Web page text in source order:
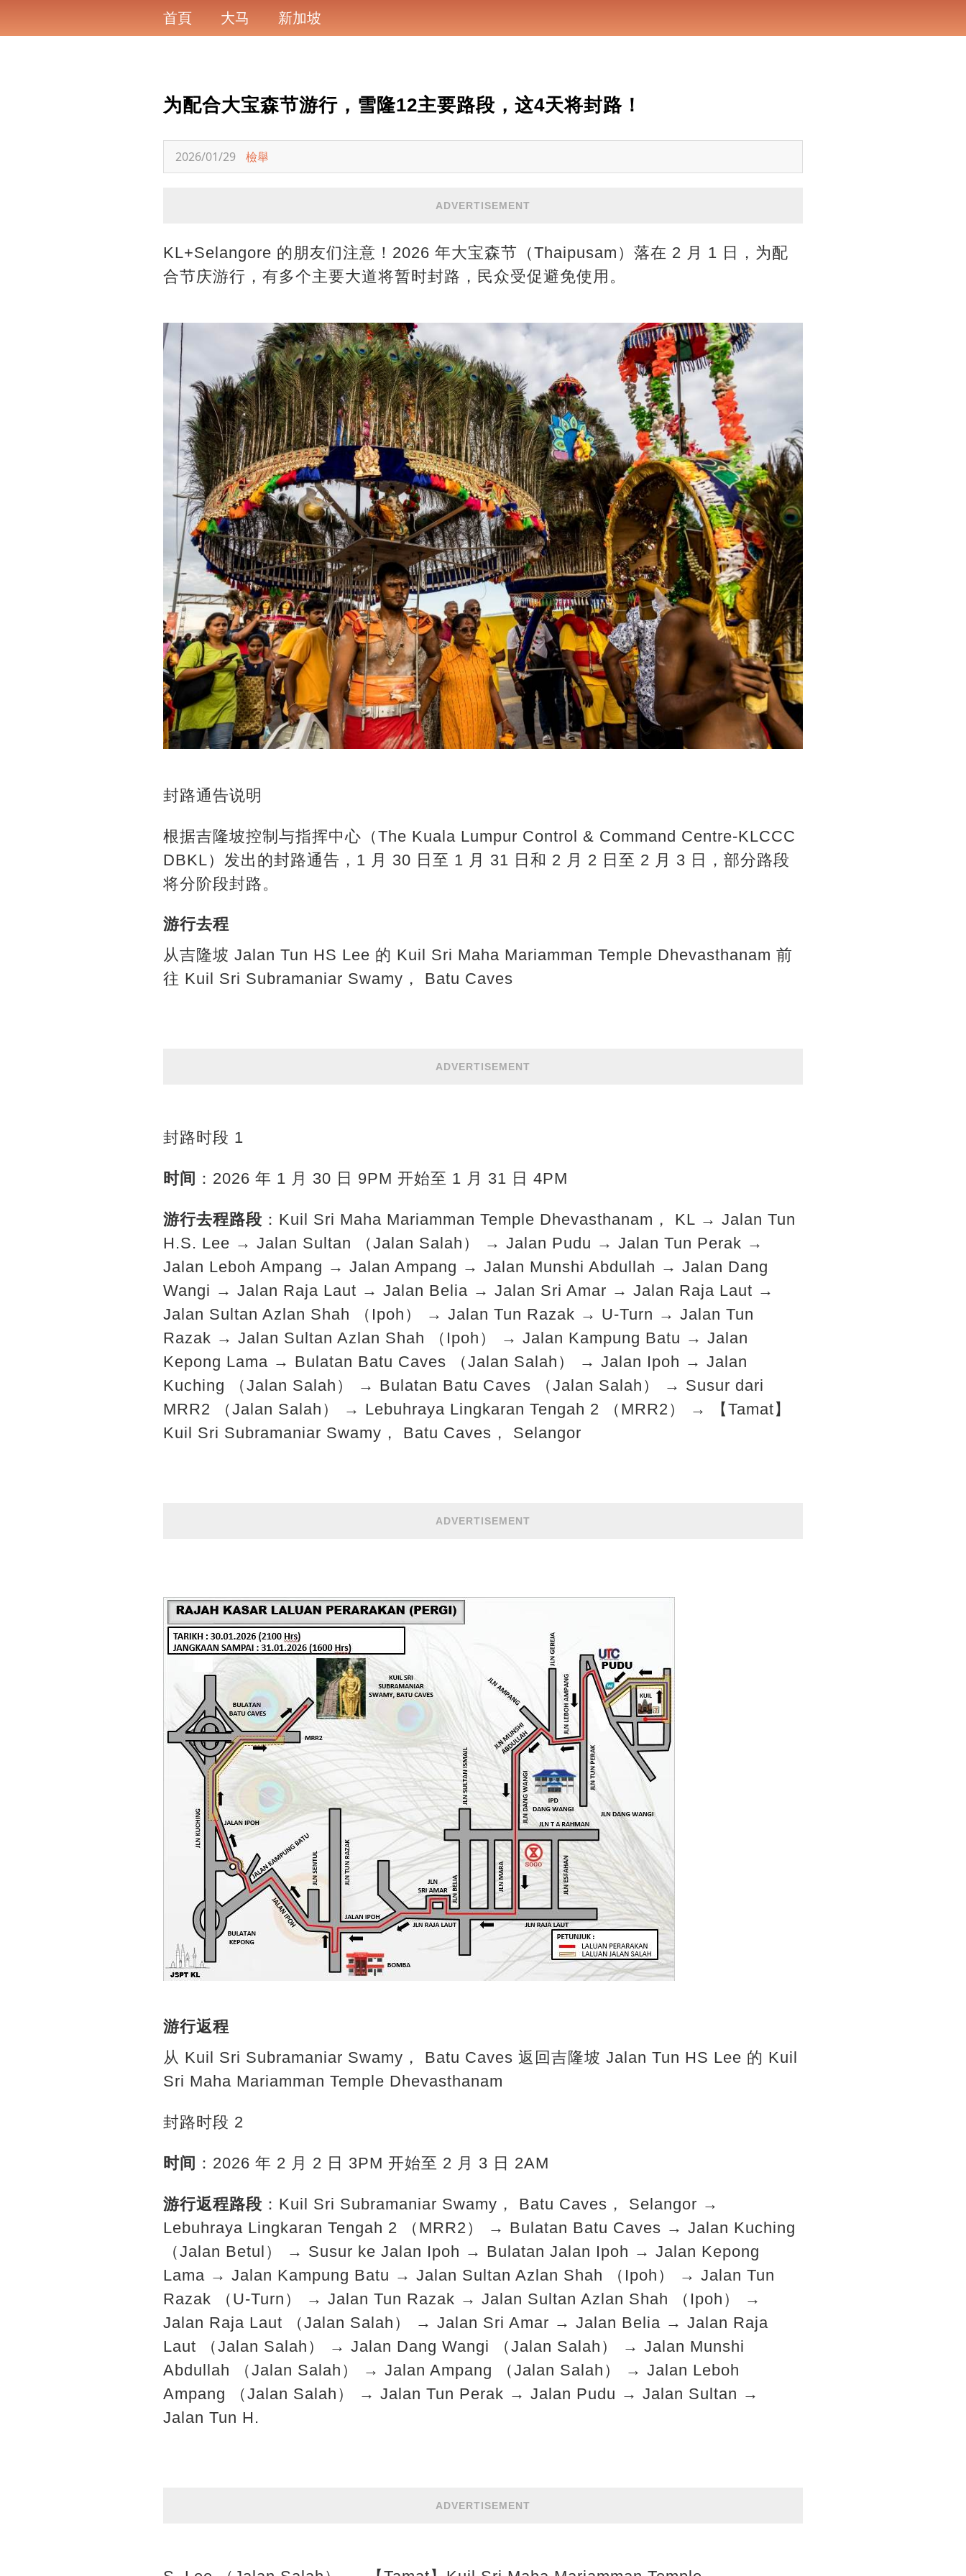
首頁 大马 新加坡
为配合大宝森节游行，雪隆12主要路段，这4天将封路！
2026/01/29 檢舉
ADVERTISEMENT
KL+Selangore 的朋友们注意！2026 年大宝森节（Thaipusam）落在 2 月 1 日，为配
合节庆游行，有多个主要大道将暂时封路，民众受促避免使用。
封路通告说明
根据吉隆坡控制与指挥中心（The Kuala Lumpur Control & Command Centre-KLCCC
DBKL）发出的封路通告，1 月 30 日至 1 月 31 日和 2 月 2 日至 2 月 3 日，部分路段
将分阶段封路。
游行去程
从吉隆坡 Jalan Tun HS Lee 的 Kuil Sri Maha Mariamman Temple Dhevasthanam 前
往 Kuil Sri Subramaniar Swamy， Batu Caves
ADVERTISEMENT
封路时段 1
时间 ：2026 年 1 月 30 日 9PM 开始至 1 月 31 日 4PM
游行去程路段 ：Kuil Sri Maha Mariamman Temple Dhevasthanam， KL → Jalan Tun
H.S. Lee → Jalan Sultan （Jalan Salah） → Jalan Pudu → Jalan Tun Perak →
Jalan Leboh Ampang → Jalan Ampang → Jalan Munshi Abdullah → Jalan Dang
Wangi → Jalan Raja Laut → Jalan Belia → Jalan Sri Amar → Jalan Raja Laut →
Jalan Sultan Azlan Shah （Ipoh） → Jalan Tun Razak → U-Turn → Jalan Tun
Razak → Jalan Sultan Azlan Shah （Ipoh） → Jalan Kampung Batu → Jalan
Kepong Lama → Bulatan Batu Caves （Jalan Salah） → Jalan Ipoh → Jalan
Kuching （Jalan Salah） → Bulatan Batu Caves （Jalan Salah） → Susur dari
MRR2 （Jalan Salah） → Lebuhraya Lingkaran Tengah 2 （MRR2） → 【Tamat】
Kuil Sri Subramaniar Swamy， Batu Caves， Selangor
ADVERTISEMENT
游行返程
从 Kuil Sri Subramaniar Swamy， Batu Caves 返回吉隆坡 Jalan Tun HS Lee 的 Kuil
Sri Maha Mariamman Temple Dhevasthanam
封路时段 2
时间 ：2026 年 2 月 2 日 3PM 开始至 2 月 3 日 2AM
游行返程路段 ：Kuil Sri Subramaniar Swamy， Batu Caves， Selangor →
Lebuhraya Lingkaran Tengah 2 （MRR2） → Bulatan Batu Caves → Jalan Kuching
（Jalan Betul） → Susur ke Jalan Ipoh → Bulatan Jalan Ipoh → Jalan Kepong
Lama → Jalan Kampung Batu → Jalan Sultan Azlan Shah （Ipoh） → Jalan Tun
Razak （U-Turn） → Jalan Tun Razak → Jalan Sultan Azlan Shah （Ipoh） →
Jalan Raja Laut （Jalan Salah） → Jalan Sri Amar → Jalan Belia → Jalan Raja
Laut （Jalan Salah） → Jalan Dang Wangi （Jalan Salah） → Jalan Munshi
Abdullah （Jalan Salah） → Jalan Ampang （Jalan Salah） → Jalan Leboh
Ampang （Jalan Salah） → Jalan Tun Perak → Jalan Pudu → Jalan Sultan →
Jalan Tun H.
ADVERTISEMENT